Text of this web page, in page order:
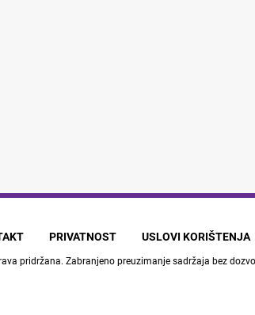
PRIVATNOST USLOVI KORIŠTENJA
pridržana. Zabranjeno preuzimanje sadržaja bez